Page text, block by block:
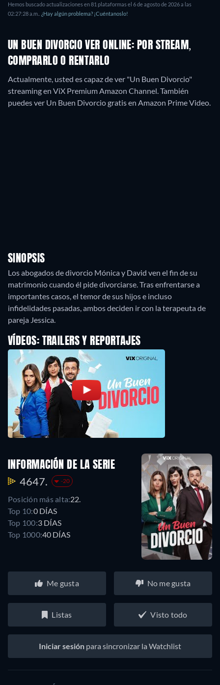
Hemos buscado actualizaciones en81 plataformas el 6 de agosto de 2026a las
02:27:28 a.m.
¿Hay algún problema? ¡Cuéntanoslo!
UN BUEN DIVORCIO VER ONLINE: POR STREAM,
COMPRARLO O RENTARLO
Actualmente, usted es capaz de ver "Un Buen Divorcio"
streaming en ViX Premium Amazon Channel.También
puedes ver Un Buen Divorcio gratis en Amazon Prime Video.
SINOPSIS
Los abogados de divorcio Mónica y David ven el fin de su
matrimonio cuando él pide divorciarse. Tras enfrentarse a
importantes casos, el temor de sus hijos e incluso
infidelidades pasadas, ambos deciden ir con la terapeuta de
pareja Jessica.
VÍDEOS: TRAILERS Y REPORTAJES
INFORMACIÓN DE LA SERIE
4647. -20
Posición más alta:22.
Top 10:0 DÍAS
Top 100:3 DÍAS
Top 1000:40 DÍAS
Me gusta No me gusta
Listas Visto todo
Iniciar sesión para sincronizar la Watchlist